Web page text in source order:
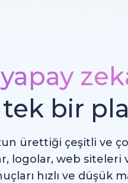
tek bir
ürettiği çeşitli ve
logolar, web
hızlı ve düşük